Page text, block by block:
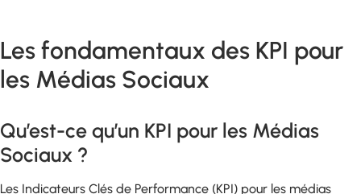
Les fondamentaux des KPI pour
les Médias Sociaux
Qu’est-ce qu’un KPI pour les Médias
Sociaux ?
Les Indicateurs Clés de Performance (KPI) pour les médias